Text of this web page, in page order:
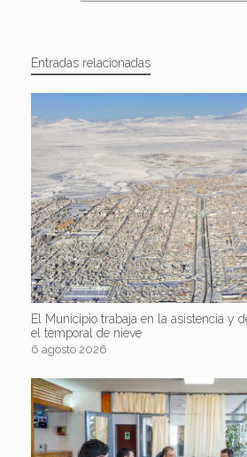
Entradas relacionadas
El Municipio trabaja en la asistencia y
el temporal de nieve
6 agosto 2026